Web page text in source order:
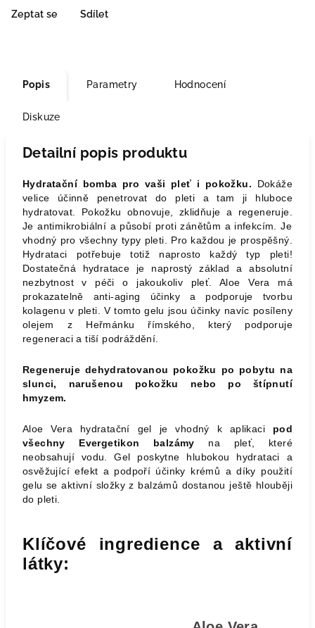
Zeptat se Sdílet
Popis Parametry Hodnocení
Diskuze
Detailní popis produktu
Hydratační bomba pro vaši pleť i pokožku. Dokáže
velice účinně penetrovat do pleti a tam ji hluboce
hydratovat. Pokožku obnovuje, zklidňuje a regeneruje.
Je antimikrobiální a působí proti zánětům a infekcím. Je
vhodný pro všechny typy pleti. Pro každou je prospěšný.
Hydrataci potřebuje totiž naprosto každý typ pleti!
Dostatečná hydratace je naprostý základ a absolutní
nezbytnost v péči o jakoukoliv pleť. Aloe Vera má
prokazatelně anti-aging účinky a podporuje tvorbu
kolagenu v pleti. V tomto gelu jsou účinky navíc posíleny
olejem z Heřmánku římského, který podporuje
regeneraci a tiší podráždění.
Regeneruje dehydratovanou pokožku po pobytu na
slunci, narušenou pokožku nebo po štípnutí
hmyzem.
Aloe Vera hydratační gel je vhodný k aplikaci pod
všechny Evergetikon balzámy na pleť, které
neobsahují vodu. Gel poskytne hlubokou hydrataci a
osvěžující efekt a podpoří účinky krémů a díky použití
gelu se aktivní složky z balzámů dostanou ještě hlouběji
do pleti.
Klíčové ingredience a aktivní
látky: